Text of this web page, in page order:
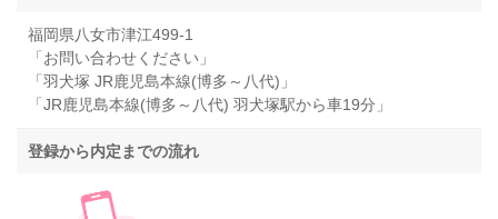
福岡県八女市津江499-1
「お問い合わせください」
「羽犬塚 JR鹿児島本線(博多～八代)」
「JR鹿児島本線(博多～八代) 羽犬塚駅から車19分」
登録から内定までの流れ